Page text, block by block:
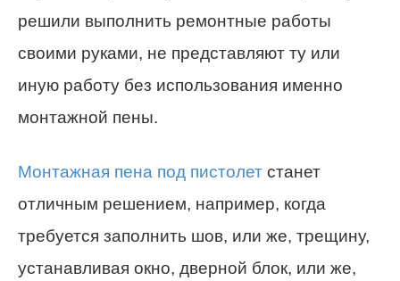
решили выполнить ремонтные работы
своими руками, не представляют ту или
иную работу без использования именно
монтажной пены.
Монтажная пена под пистолет станет
отличным решением, например, когда
требуется заполнить шов, или же, трещину,
устанавливая окно, дверной блок, или же,